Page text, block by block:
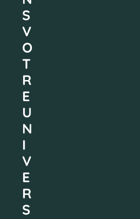
S
V
O
T
R
E
U
N
I
V
E
R
S